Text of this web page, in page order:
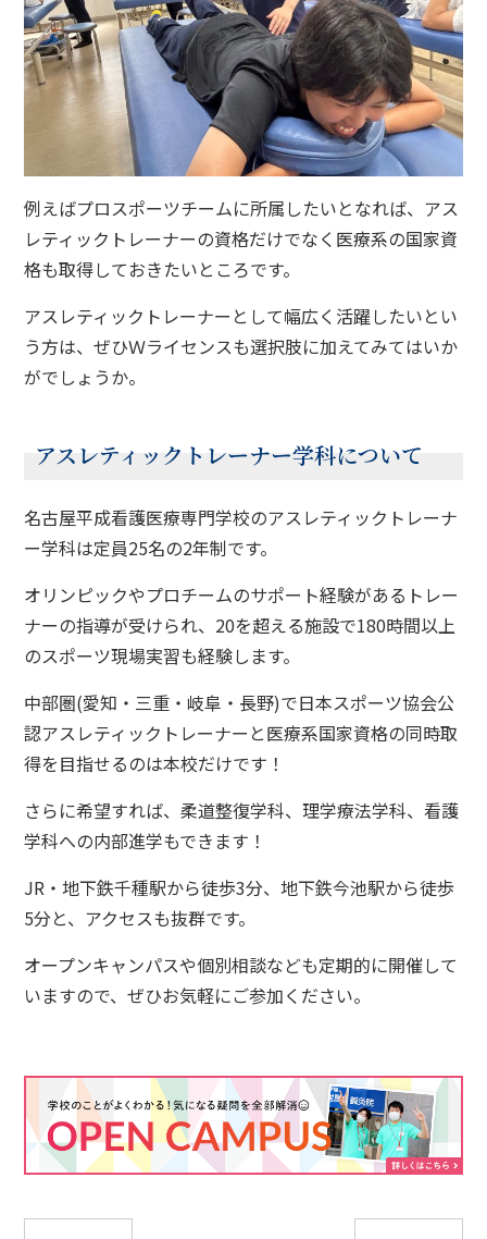
例えばプロスポーツチームに所属したいとなれば、アス
レティックトレーナーの資格だけでなく医療系の国家資
格も取得しておきたいところです。
アスレティックトレーナーとして幅広く活躍したいとい
う方は、ぜひＷライセンスも選択肢に加えてみてはいか
がでしょうか。
アスレティックトレーナー学科について
名古屋平成看護医療専門学校のアスレティックトレーナ
ー学科は定員25名の2年制です。
オリンピックやプロチームのサポート経験があるトレー
ナーの指導が受けられ、20を超える施設で180時間以上
のスポーツ現場実習も経験します。
中部圏(愛知・三重・岐阜・長野)で日本スポーツ協会公
認アスレティックトレーナーと医療系国家資格の同時取
得を目指せるのは本校だけです！
さらに希望すれば、柔道整復学科、理学療法学科、看護
学科への内部進学もできます！
JR・地下鉄千種駅から徒歩3分、地下鉄今池駅から徒歩
5分と、アクセスも抜群です。
オープンキャンパスや個別相談なども定期的に開催して
いますので、ぜひお気軽にご参加ください。